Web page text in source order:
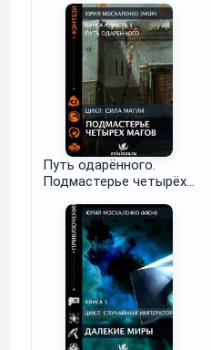
Путь одарённого.
Подмастерье четырёх
часть первая